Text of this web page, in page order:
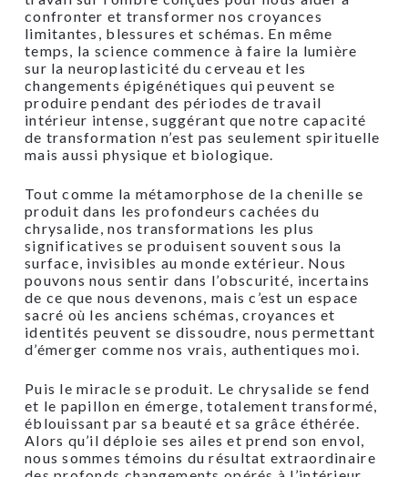
confronter et transformer nos croyances
limitantes, blessures et schémas. En même
temps, la science commence à faire la lumière
sur la neuroplasticité du cerveau et les
changements épigénétiques qui peuvent se
produire pendant des périodes de travail
intérieur intense, suggérant que notre capacité
de transformation n’est pas seulement spirituelle
mais aussi physique et biologique.
Tout comme la métamorphose de la chenille se
produit dans les profondeurs cachées du
chrysalide, nos transformations les plus
significatives se produisent souvent sous la
surface, invisibles au monde extérieur. Nous
pouvons nous sentir dans l’obscurité, incertains
de ce que nous devenons, mais c’est un espace
sacré où les anciens schémas, croyances et
identités peuvent se dissoudre, nous permettant
d’émerger comme nos vrais, authentiques moi.
Puis le miracle se produit. Le chrysalide se fend
et le papillon en émerge, totalement transformé,
éblouissant par sa beauté et sa grâce éthérée.
Alors qu’il déploie ses ailes et prend son envol,
nous sommes témoins du résultat extraordinaire